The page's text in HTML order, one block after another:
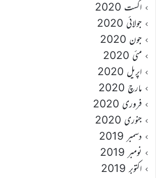
اگست 2020
جولائی 2020
جون 2020
مئی 2020
اپریل 2020
مارچ 2020
فروری 2020
جنوری 2020
دسمبر 2019
نومبر 2019
اکتوبر 2019